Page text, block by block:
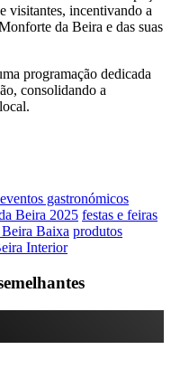
visitantes, incentivando a
da Beira e das suas
programação dedicada
consolidando a
eventos gastronómicos
Beira 2025 festas e feiras
Baixa produtos
Interior